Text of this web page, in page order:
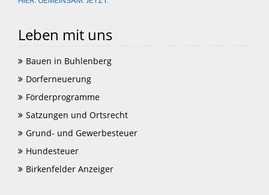
Leben mit uns
Bauen in Buhlenberg
Dorferneuerung
Förderprogramme
Satzungen und Ortsrecht
Grund- und Gewerbesteuer
Hundesteuer
Birkenfelder Anzeiger